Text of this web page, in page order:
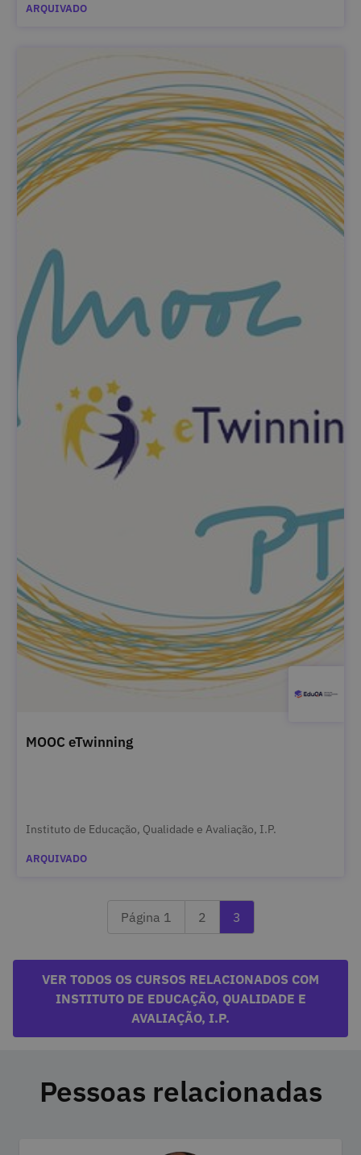
ARQUIVADO
MOOC eTwinning
Instituto de Educação, Qualidade e Avaliação, I.P.
ARQUIVADO
Página 1 Página anterior 2
2 A ler a última página
3
VER TODOS OS CURSOS RELACIONADOS COM
INSTITUTO DE EDUCAÇÃO, QUALIDADE E
AVALIAÇÃO, I.P.
Pessoas relacionadas